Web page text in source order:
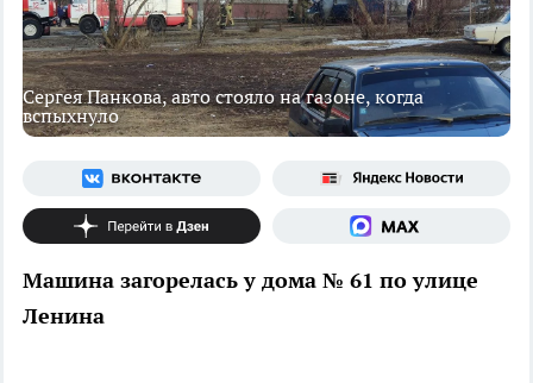
Сергея Панкова, авто стояло на газоне, когда
вспыхнуло
Машина загорелась у дома № 61 по улице
Ленина